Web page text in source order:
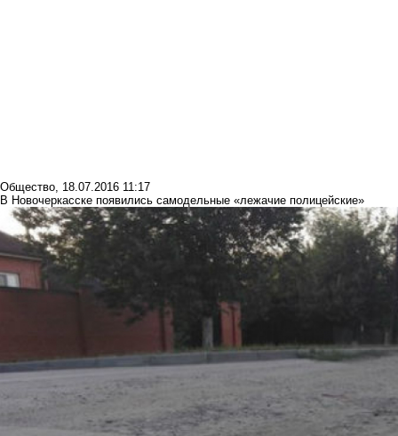
Общество, 18.07.2016 11:17
В Новочеркасске появились самодельные «лежачие полицейские»